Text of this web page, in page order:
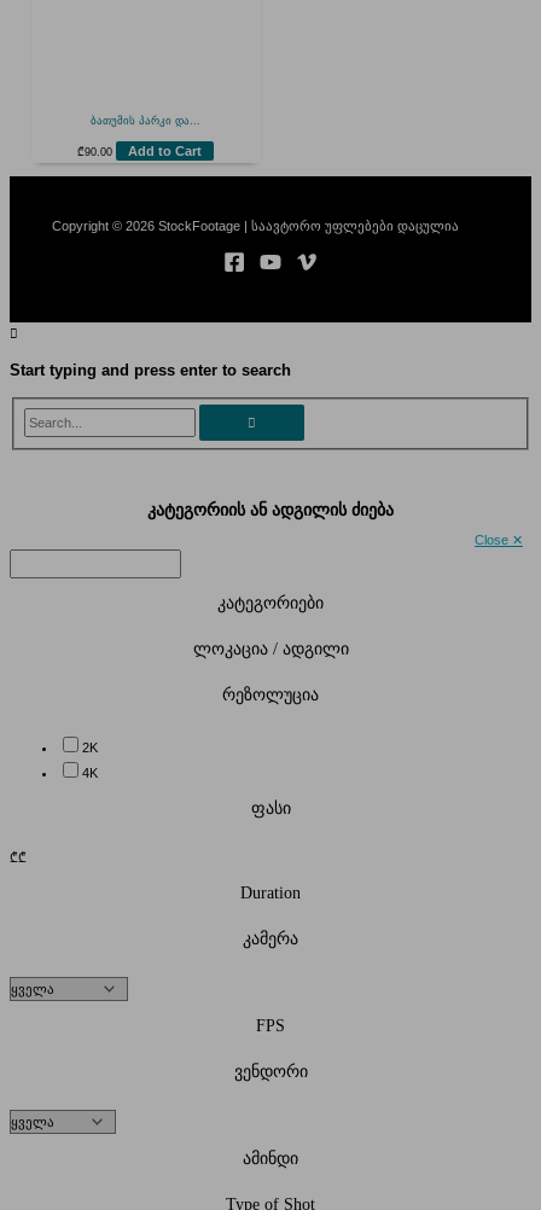
ბათუმის პარკი და...
₾90.00 Add to Cart
Copyright © 2026 StockFootage | საავტორო უფლებები დაცულია
Start typing and press enter to search
Search...
Close ✕
კატეგორიის ან ადგილის ძიება
კატეგორიები
ლოკაცია / ადგილი
რეზოლუცია
2K
4K
ფასი
₾₾
Duration
კამერა
FPS
ვენდორი
ამინდი
Type of Shot